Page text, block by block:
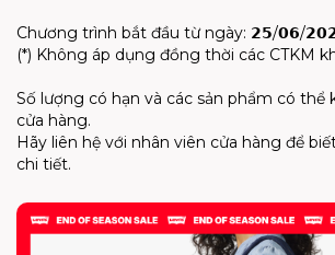
Chương trình bắt đầu từ ngày: 𝟮𝟱/𝟬𝟲/
(*) Không áp dụng đồng thời các CTKM
Số lượng có hạn và các sản phẩm có thể
cửa hàng.
Hãy liên hệ với nhân viên cửa hàng để
chi tiết.